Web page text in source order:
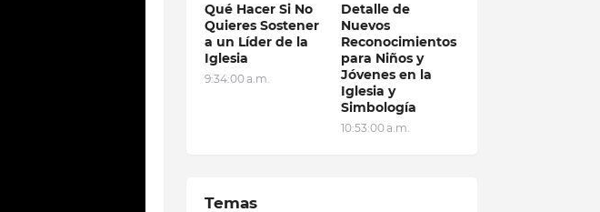
Qué Hacer Si No
Quieres Sostener
a un Líder de la
Iglesia
9:34:00 a.m.
Detalle de
Nuevos
Reconocimientos
para Niños y
Jóvenes en la
Iglesia y
Simbología
10:53:00 a.m.
Temas